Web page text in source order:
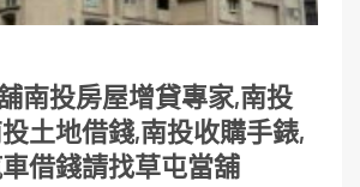
南投房屋增貸專家,南投
土地借錢,南投收購手錶,
借錢請找草屯當舖